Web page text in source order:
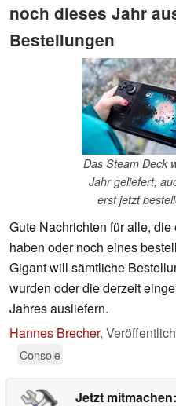
noch dieses Jahr
Bestellungen
Das Steam Deck
Jahr geliefert,
erst jetzt
Gute Nachrichten für alle,
haben oder noch eines
Gigant will sämtliche
wurden oder die derzeit
Jahres ausliefern.
Hannes Brecher,
Console
Jetzt mitmachen: